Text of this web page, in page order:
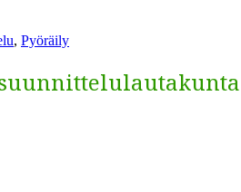
, Pyöräily